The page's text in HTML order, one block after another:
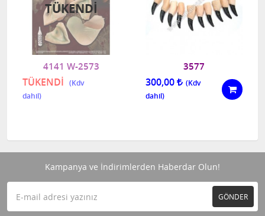
4141 W-2573
TÜKENDİ
TÜKENDI
3577
300,00
Kampanya ve İndirimlerden Haberdar Olun!
GÖNDER